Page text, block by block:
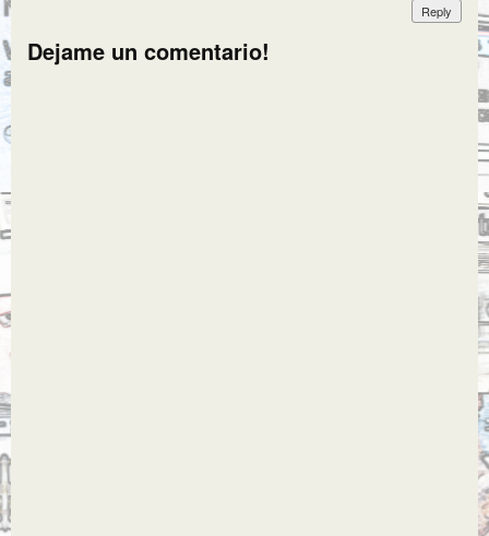
Reply
Dejame un comentario!